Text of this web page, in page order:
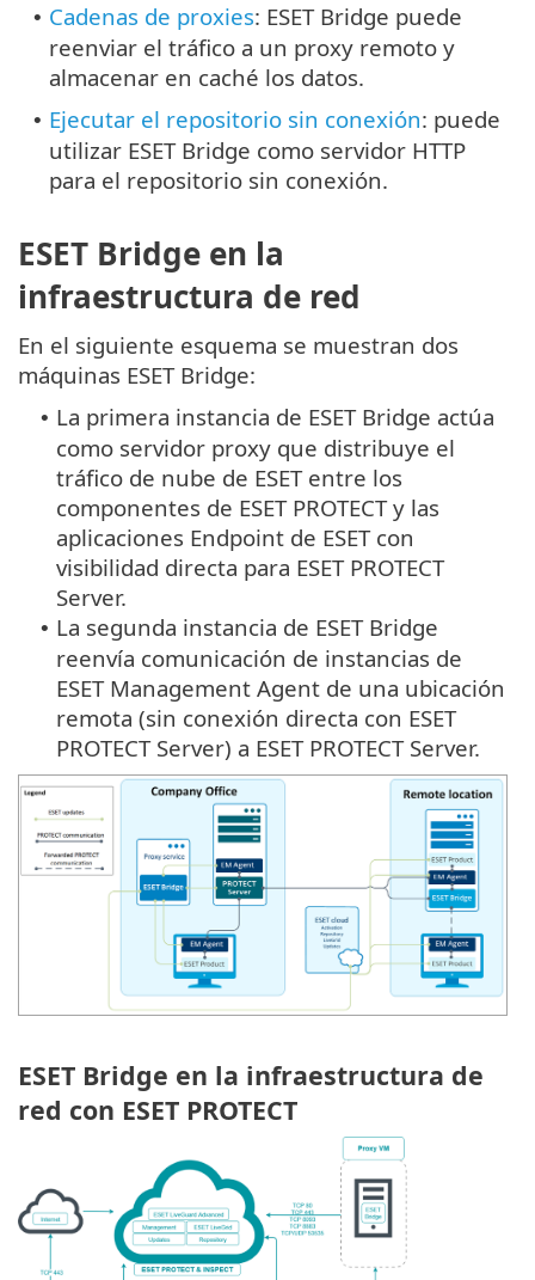
• Cadenas de proxies: ESET Bridge puede
reenviar el tráfico a un proxy remoto y
almacenar en caché los datos.
• Ejecutar el repositorio sin conexión: puede
utilizar ESET Bridge como servidor HTTP
para el repositorio sin conexión.
ESET Bridge en la
infraestructura de red
En el siguiente esquema se muestran dos
máquinas ESET Bridge:
• La primera instancia de ESET Bridge actúa
como servidor proxy que distribuye el
tráfico de nube de ESET entre los
componentes de ESET PROTECT y las
aplicaciones Endpoint de ESET con
visibilidad directa para ESET PROTECT
Server.
• La segunda instancia de ESET Bridge
reenvía comunicación de instancias de
ESET Management Agent de una ubicación
remota (sin conexión directa con ESET
PROTECT Server) a ESET PROTECT Server.
ESET Bridge en la infraestructura de
red con ESET PROTECT